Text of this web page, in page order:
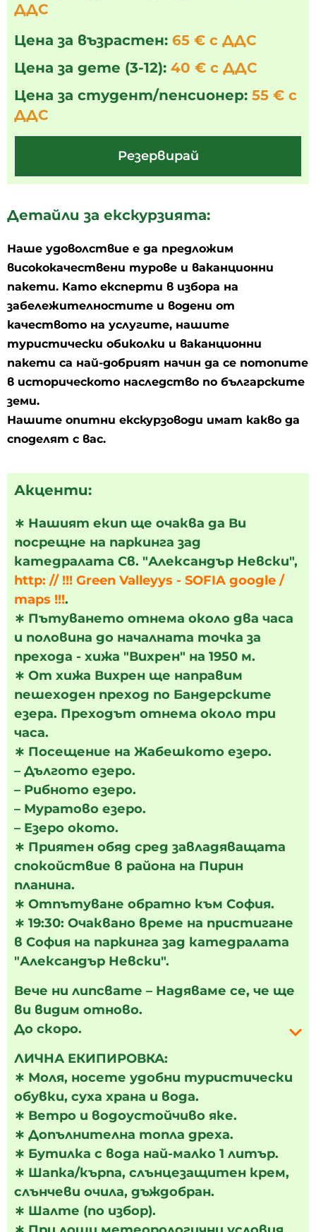
ДДС
Цена за възрастен: 65 € с ДДС
Цена за дете (3-12): 40 € с ДДС
Цена за студент/пенсионер: 55 € с
ДДС
Резервирай
Детайли за екскурзията:
Наше удоволствие е да предложим
висококачествени турове и ваканционни
пакети. Като експерти в избора на
забележителностите и водени от
качеството на услугите, нашите
туристически обиколки и ваканционни
пакети са най-добрият начин да се потопите
в историческото наследство по българските
земи.
Нашите опитни екскурзоводи имат какво да
споделят с вас.
Акценти:
∗ Нашият екип ще очаква да Ви
посрещне на паркинга зад
катедралата Св. "Александър Невски",
http: // !!! Green Valleyys - SOFIA google /
maps !!!.
∗ Пътуването отнема около два часа
и половина до началната точка за
прехода - хижа "Вихрен" на 1950 м.
∗ От хижа Вихрен ще направим
пешеходен преход по Бандерските
езера. Преходът отнема около три
часа.
∗ Посещение на Жабешкото езеро.
– Дългото езеро.
– Рибното езеро.
– Муратово езеро.
– Езеро окото.
∗ Приятен обяд сред завладяващата
спокойствие в района на Пирин
планина.
∗ Отпътуване обратно към София.
∗ 19:30: Очаквано време на пристигане
в София на паркинга зад катедралата
"Александър Невски".
Вече ни липсвате – Надяваме се, че ще
ви видим отново.
До скоро.
ЛИЧНА ЕКИПИРОВКА:
∗ Моля, носете удобни туристически
обувки, суха храна и вода.
∗ Ветро и водоустойчиво яке.
∗ Допълнителна топла дреха.
∗ Бутилка с вода най-малко 1 литър.
∗ Шапка/кърпа, слънцезащитен крем,
слънчеви очила, дъждобран.
∗ Шалте (по избор).